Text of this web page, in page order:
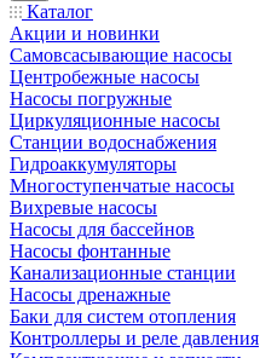
Каталог
Акции и новинки
Самовсасывающие насосы
Центробежные насосы
Насосы погружные
Циркуляционные насосы
Станции водоснабжения
Гидроаккумуляторы
Многоступенчатые насосы
Вихревые насосы
Насосы для бассейнов
Насосы фонтанные
Канализационные станции
Насосы дренажные
Баки для систем отопления
Контроллеры и реле давления